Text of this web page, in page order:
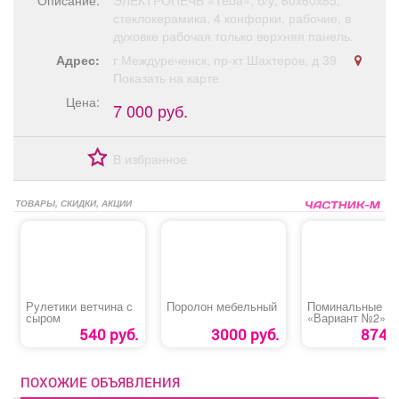
Афиша Обучение Проекты
Поздравления
ТВ программа Я - пенсионер
стеклокерамика, 4 конфорки, рабочие, в
духовке рабочая только верхняя панель.
Адрес:
г Междуреченск, пр-кт Шахтеров, д 39
Показать на карте
Цена:
7 000 руб.
В избранное
ТОВАРЫ, СКИДКИ, АКЦИИ
Рулетики ветчина с
сыром
540 руб.
Поролон мебельный
3000 руб.
Поминальные
«Вариант №2»
874
ПОХОЖИЕ ОБЪЯВЛЕНИЯ